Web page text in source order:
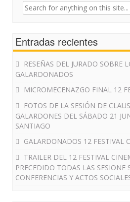
Search
Entradas recientes
RESEÑAS DEL JURADO SOBRE
GALARDONADOS
MICROMECENAZGO FINAL 12
FOTOS DE LA SESIÓN DE
GALARDONES DEL SÁBADO 21
SANTIAGO
GALARDONADOS 12 FESTIVAL
TRAILER DEL 12 FESTIVAL
PRECEDIDO TODAS LAS SESIONE
CONFERENCIAS Y ACTOS